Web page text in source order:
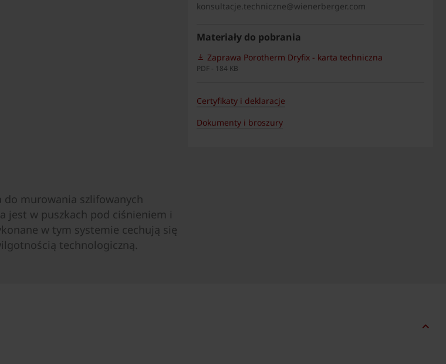
murowania szlifowanych
jest w puszkach pod ciśnieniem i
w tym systemie cechują się
technologiczną.
konsultacje.techniczne@wienerberger.com
Materiały do pobrania
Zaprawa Porotherm Dryfix - karta techniczna
PDF - 184 KB
Certyfikaty i deklaracje
Dokumenty i broszury